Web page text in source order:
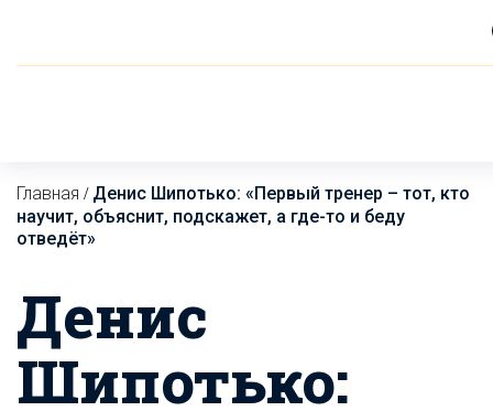
Главная / Денис Шипотько: «Первый тренер – тот, кто
научит, объяснит, подскажет, а где-то и беду
отведёт»
Денис
Шипотько: